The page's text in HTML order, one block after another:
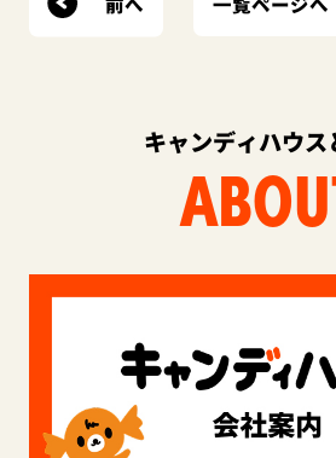
キャンディハウス